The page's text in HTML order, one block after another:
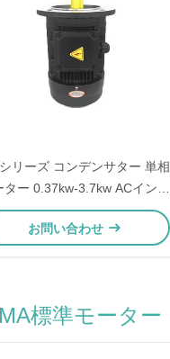
リーズ コンデンサター 単相
ター 0.37kw-3.7kw ACインダ
クション電機
お問い合わせ
標準モーター